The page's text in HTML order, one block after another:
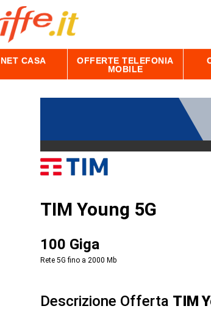
CASA
OFFERTE TELEFONIA
MOBILE
TIM Young 5G
100 Giga
Rete 5G fino a 2000 Mb
Descrizione Offerta TIM